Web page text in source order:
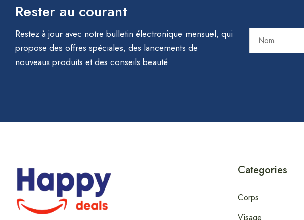
Rester au courant
Restez à jour avec notre bulletin électronique mensuel, qui
propose des offres spéciales, des lancements de
nouveaux produits et des conseils beauté.
Categories
Corps
Visage